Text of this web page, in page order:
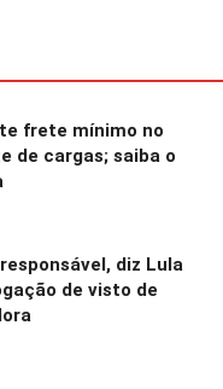
frete mínimo no
de cargas; saiba o
diz Lula
de visto de